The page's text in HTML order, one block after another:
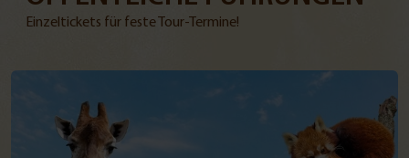
Einzeltickets für feste Tour-Termine!